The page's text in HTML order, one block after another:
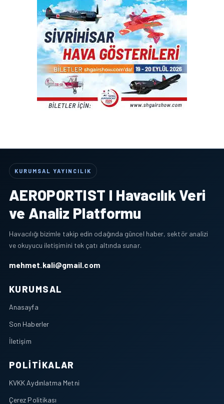
KURUMSAL YAYINCILIK
AEROPORTIST I Havacılık Veri
ve Analiz Platformu
Havacılığı bizimle takip edin odağında güncel haber, sektör analizi
ve okuyucu iletişimini tek çatı altında sunar.
mehmet.kali@gmail.com
KURUMSAL
Anasayfa
Son Haberler
İletişim
POLITIKALAR
KVKK Aydınlatma Metni
Çerez Politikası